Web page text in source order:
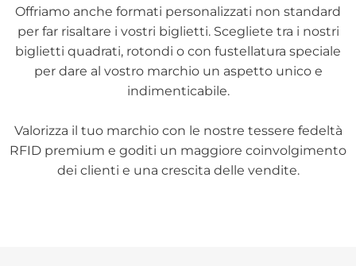
Offriamo anche formati personalizzati non standard
per far risaltare i vostri biglietti. Scegliete tra i nostri
biglietti quadrati, rotondi o con fustellatura speciale
per dare al vostro marchio un aspetto unico e
indimenticabile.
Valorizza il tuo marchio con le nostre tessere fedeltà
RFID premium e goditi un maggiore coinvolgimento
dei clienti e una crescita delle vendite.